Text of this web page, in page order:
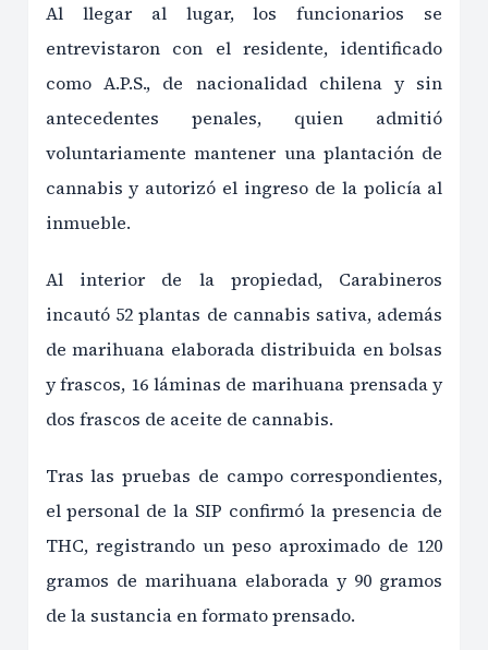
Al llegar al lugar, los funcionarios se
entrevistaron con el residente, identificado
como A.P.S., de nacionalidad chilena y sin
antecedentes penales, quien admitió
voluntariamente mantener una plantación de
cannabis y autorizó el ingreso de la policía al
inmueble.
Al interior de la propiedad, Carabineros
incautó 52 plantas de cannabis sativa, además
de marihuana elaborada distribuida en bolsas
y frascos, 16 láminas de marihuana prensada y
dos frascos de aceite de cannabis.
Tras las pruebas de campo correspondientes,
el personal de la SIP confirmó la presencia de
THC, registrando un peso aproximado de 120
gramos de marihuana elaborada y 90 gramos
de la sustancia en formato prensado.